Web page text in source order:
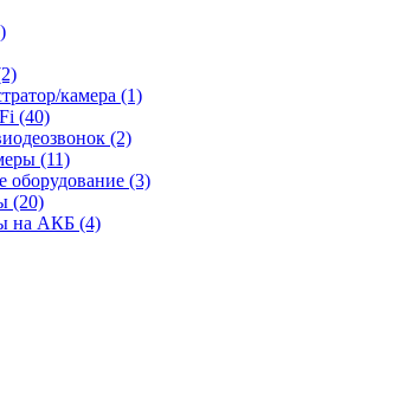
камера (1)
(40)
(2)
(11)
оборудование (3)
(20)
на АКБ (4)